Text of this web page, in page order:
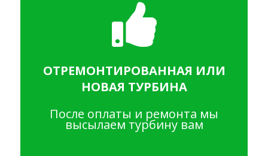
ОТРЕМОНТИРОВАННАЯ ИЛИ
НОВАЯ ТУРБИНА
После оплаты и ремонта мы
высылаем турбину вам